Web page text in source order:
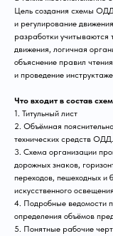
Цель создания схемы
и регулирование
разработки учитываются
движения, логичная
объяснение правил
и проведение
Что входит в состав
1. Титульный лист
2. Объёмная
технических средств ОДД.
3. Схема организации
дорожных знаков,
переходов, пешеходных и
искусственного
4. Подробные ведомости
определения объёмов
5. Понятные рабочие